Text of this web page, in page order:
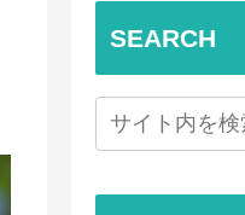
SEARCH